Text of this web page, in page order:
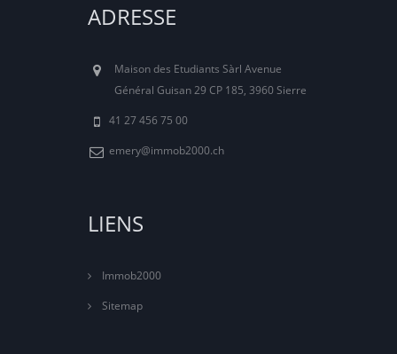
ADRESSE
Maison des Etudiants Sàrl Avenue
Général Guisan 29 CP 185, 3960 Sierre
41 27 456 75 00
emery@immob2000.ch
LIENS
Immob2000
Sitemap